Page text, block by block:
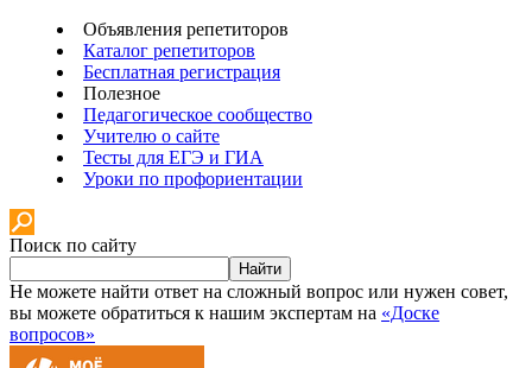
Объявления репетиторов
Каталог репетиторов
Бесплатная регистрация
Полезное
Педагогическое сообщество
Учителю о сайте
Тесты для ЕГЭ и ГИА
Уроки по профориентации
Поиск по сайту
Найти
Не можете найти ответ на сложный вопрос или нужен совет,
вы можете обратиться к нашим экспертам на «Доске
вопросов»